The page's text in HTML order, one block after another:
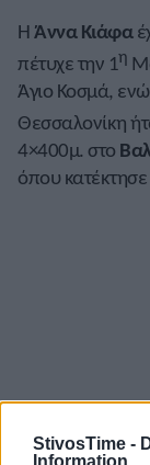
StivosTime -
Information
ΗΆννα Κιάφα
πέτυχε την 1η
Άγιο Κοσμά,
Θεσσαλονίκη
4×400μ. στο
όπου